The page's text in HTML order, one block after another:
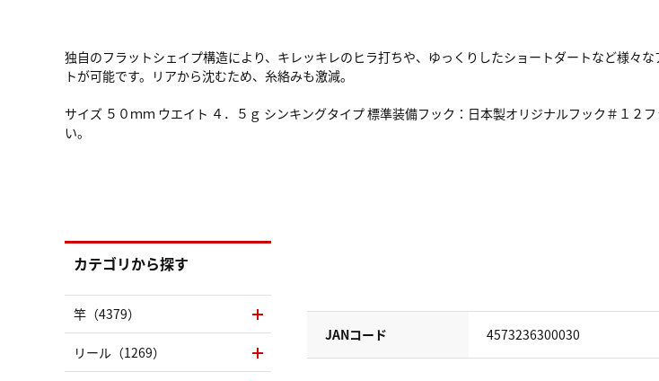
独自のフラットシェイプ構造により、キレッキレのヒラ打ちや、ゆっくりしたショートダートなど様々
トが可能です。リアから沈むため、糸絡みも激減。
サイズ ５０ｍｍ ウエイト ４．５ｇ シンキングタイプ 標準装備フック：日本製オリジナルフック＃１
い。
JANコード 4573236300030
カテゴリから探す
竿（4379）
リール（1269）